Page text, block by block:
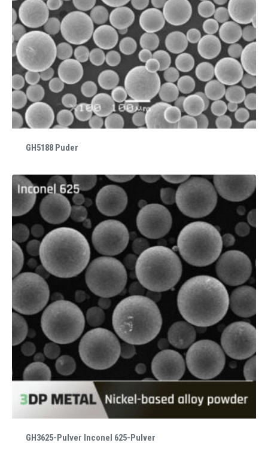
GH5188 Puder
GH3625-Pulver Inconel 625-Pulver